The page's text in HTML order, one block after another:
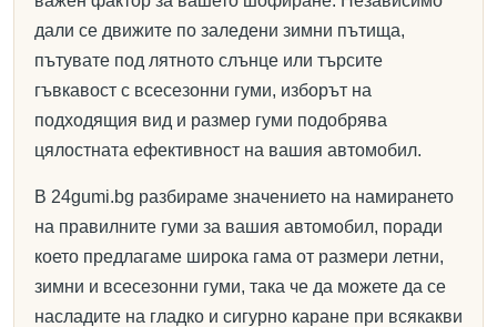
дали се движите по заледени зимни пътища,
пътувате под лятното слънце или търсите
гъвкавост с всесезонни гуми, изборът на
подходящия вид и размер гуми подобрява
цялостната ефективност на вашия автомобил.
В 24gumi.bg разбираме значението на намирането
на правилните гуми за вашия автомобил, поради
което предлагаме широка гама от размери летни,
зимни и всесезонни гуми, така че да можете да се
насладите на гладко и сигурно каране при всякакви